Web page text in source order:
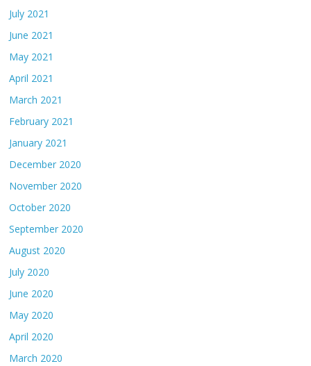
July 2021
June 2021
May 2021
April 2021
March 2021
February 2021
January 2021
December 2020
November 2020
October 2020
September 2020
August 2020
July 2020
June 2020
May 2020
April 2020
March 2020